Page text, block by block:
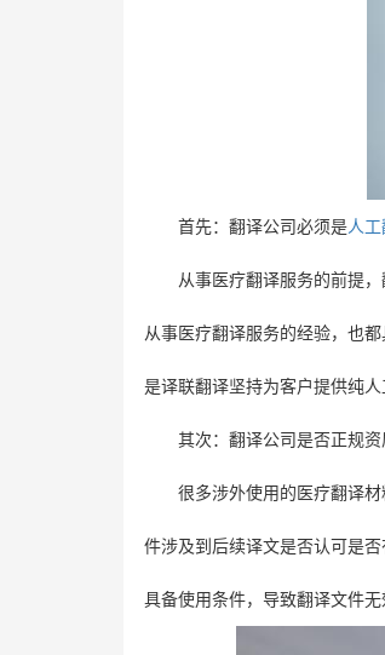
首先：翻译公司必须是人工
从事医疗翻译服务的前提
从事医疗翻译服务的经验，也
是译联翻译坚持为客户提供纯
其次：翻译公司是否正规资
很多涉外使用的医疗翻译
件涉及到后续译文是否认可是
具备使用条件，导致翻译文件